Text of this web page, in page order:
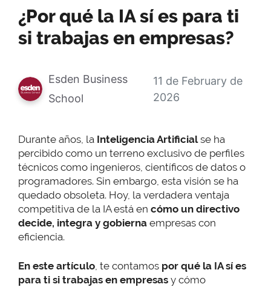
¿Por qué la IA sí es para ti
si trabajas en empresas?
Esden Business
School
11 de February de
2026
Durante años, la Inteligencia Artificialse ha
percibido como un terreno exclusivo de perfiles
técnicos como ingenieros, científicos de datos o
programadores. Sin embargo, esta visión se ha
quedado obsoleta. Hoy, la verdadera ventaja
competitiva de la IA está en cómo un directivo
decide, integra y gobierna empresas con
eficiencia.
En este artículo, te contamos por qué la IA sí es
para ti si trabajas en empresas y cómo